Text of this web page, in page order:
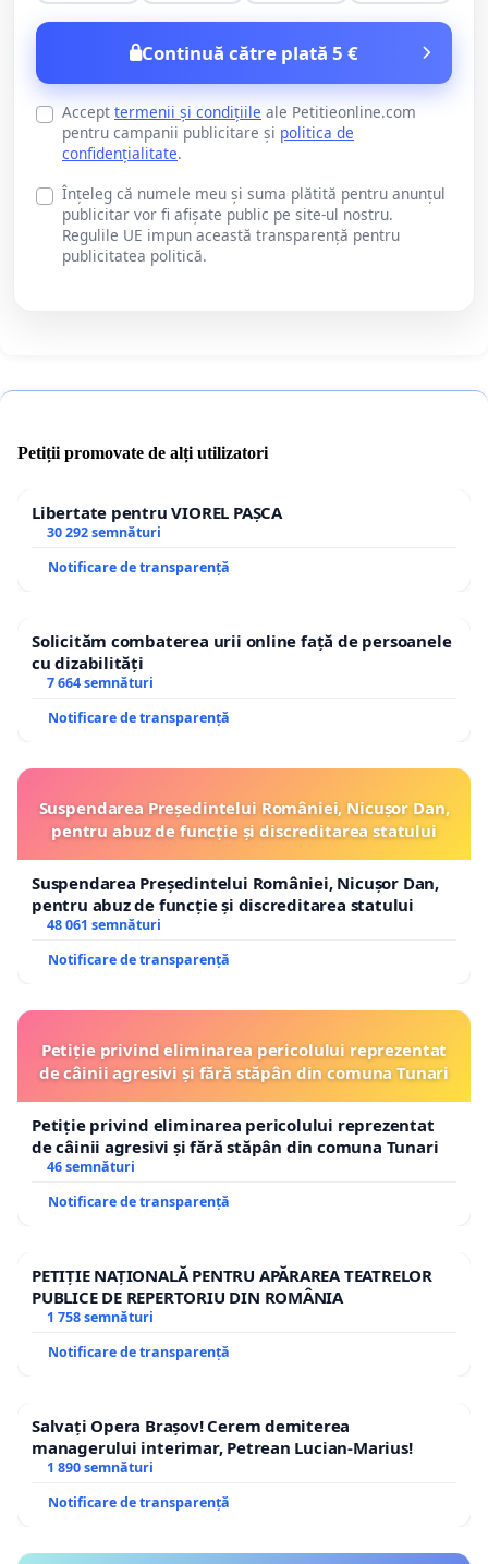
Continuă către plată 5 €
Accept termenii și condițiile ale Petitieonline.com
pentru campanii publicitare și politica de
confidențialitate.
Înțeleg că numele meu și suma plătită pentru anunțul
publicitar vor fi afișate public pe site-ul nostru.
Regulile UE impun această transparență pentru
publicitatea politică.
Petiții promovate de alți utilizatori
Libertate pentru VIOREL PAȘCA
30 292 semnături
Notificare de transparență
Solicităm combaterea urii online față de persoanele
cu dizabilități
7 664 semnături
Notificare de transparență
Suspendarea Președintelui României, Nicușor Dan,
pentru abuz de funcție și discreditarea statului
Suspendarea Președintelui României, Nicușor Dan,
pentru abuz de funcție și discreditarea statului
48 061 semnături
Notificare de transparență
Petiție privind eliminarea pericolului reprezentat
de câinii agresivi și fără stăpân din comuna Tunari
Petiție privind eliminarea pericolului reprezentat
de câinii agresivi și fără stăpân din comuna Tunari
46 semnături
Notificare de transparență
PETIȚIE NAȚIONALĂ PENTRU APĂRAREA TEATRELOR
PUBLICE DE REPERTORIU DIN ROMÂNIA
1 758 semnături
Notificare de transparență
Salvați Opera Brașov! Cerem demiterea
managerului interimar, Petrean Lucian-Marius!
1 890 semnături
Notificare de transparență